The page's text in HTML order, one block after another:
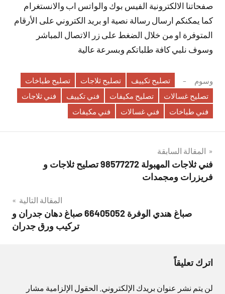
صفحاتنا الالكترونية الفيس بوك والواتس اب والانستغرام
كما يمكنكم ارسال رسالة نصية او بريد الكتروني على الأرقام
المتوفرة او من خلال الضغط على زر الاتصال المباشر
وسوف نلبي كافة طلباتكم وبسرعة عالية
وسوم تصليح تكييف تصليح ثلاجات
تصليح طباخات
تصليح غسالات
تصليح مكيفات فني تكييف
فني ثلاجات
فني طباخات
فني غسالات فني مكيفات
تصفّح
المقالات
المقالة السابقة
فني ثلاجات المهبولة 98577272 تصليح ثلاجات و
فريزرات ومجمدات
المقالة التالية
صباغ هندي الوفرة 66405052 صباغ دهان جدران و
تركيب ورق جدران
اترك تعليقاً
لن يتم نشر عنوان بريدك الإلكتروني. الحقول الإلزامية مشار